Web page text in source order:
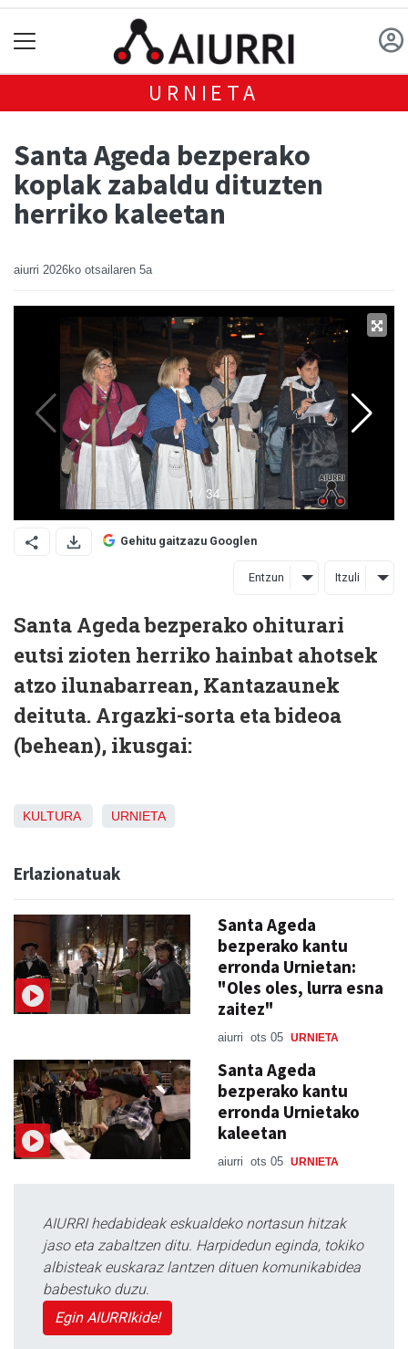
URNIETA
Santa Ageda bezperako
koplak zabaldu dituzten
herriko kaleetan
aiurri 2026ko otsailaren 5a
Gehitu gaitzazu Googlen
Entzun Itzuli
Santa Ageda bezperako ohiturari
eutsi zioten herriko hainbat ahotsek
atzo ilunabarrean, Kantazaunek
deituta. Argazki-sorta eta bideoa
(behean), ikusgai:
KULTURA URNIETA
Erlazionatuak
Santa Ageda
bezperako kantu
erronda Urnietan:
"Oles oles, lurra esna
zaitez"
aiurri ots 05 URNIETA
Santa Ageda
bezperako kantu
erronda Urnietako
kaleetan
aiurri ots 05 URNIETA
AIURRI hedabideak eskualdeko nortasun hitzak
jaso eta zabaltzen ditu. Harpidedun eginda, tokiko
albisteak euskaraz lantzen dituen komunikabidea
babestuko duzu.
Egin AIURRIkide!